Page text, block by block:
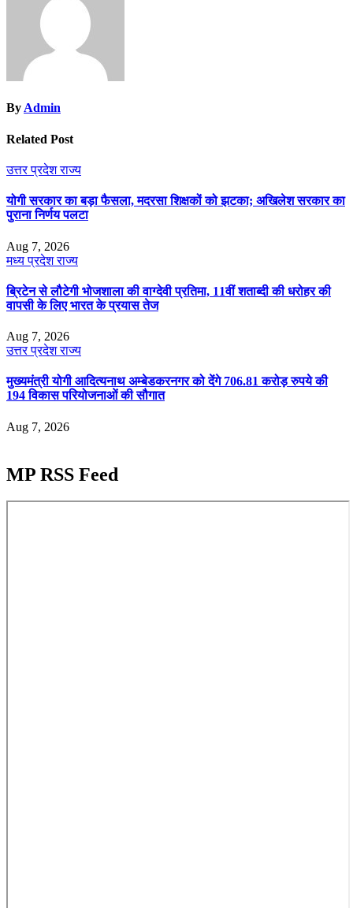
ByAdmin
Related Post
उत्तर प्रदेशराज्य
योगी सरकार का बड़ा फैसला, मदरसा शिक्षकों को झटका; अखिलेश सरकार का
पुराना निर्णय पलटा
Aug 7, 2026
मध्य प्रदेशराज्य
ब्रिटेन से लौटेगी भोजशाला की वाग्देवी प्रतिमा, 11वीं शताब्दी की धरोहर की
वापसी के लिए भारत के प्रयास तेज
Aug 7, 2026
उत्तर प्रदेशराज्य
मुख्यमंत्री योगी आदित्यनाथ अम्बेडकरनगर को देंगे 706.81 करोड़ रुपये की
194 विकास परियोजनाओं की सौगात
Aug 7, 2026
MP RSS Feed